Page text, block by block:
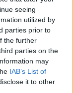
seeing
utilized by
parties prior to
the further
parties on the
may
IAB’s List of
it to other
i kamenných stájích.
farmáři
a v největších
Kvůli suchu
přikrmovat
rostou náklady na
zjistila ČTK.
uhynuly